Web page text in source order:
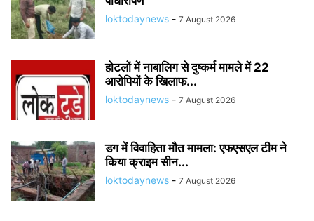
loktodaynews - 7 August 2026
होटलों में नाबालिग से दुष्कर्म मामले में 22
आरोपियों के खिलाफ...
loktodaynews - 7 August 2026
डग में विवाहिता मौत मामला: एफएसएल टीम ने
किया क्राइम सीन...
loktodaynews - 7 August 2026